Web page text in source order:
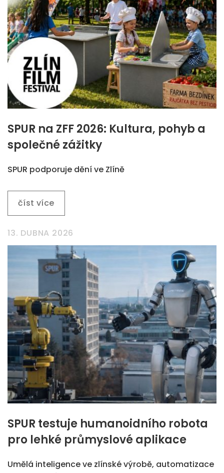
SPUR na ZFF 2026: Kultura, pohyb a
společné zážitky
SPUR podporuje dění ve Zlíně
číst více
13. DUBNA 2026
SPUR testuje humanoidního robota
pro lehké průmyslové aplikace
Umělá inteligence ve zlínské výrobě, automatizace